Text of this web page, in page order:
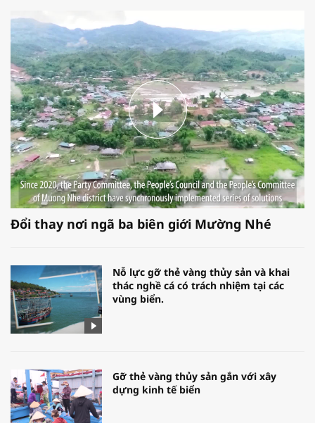
Đổi thay nơi ngã ba biên giới Mường Nhé
Nỗ lực gỡ thẻ vàng thủy sản và khai
thác nghề cá có trách nhiệm tại các
vùng biển.
Gỡ thẻ vàng thủy sản gắn với xây
dựng kinh tế biển